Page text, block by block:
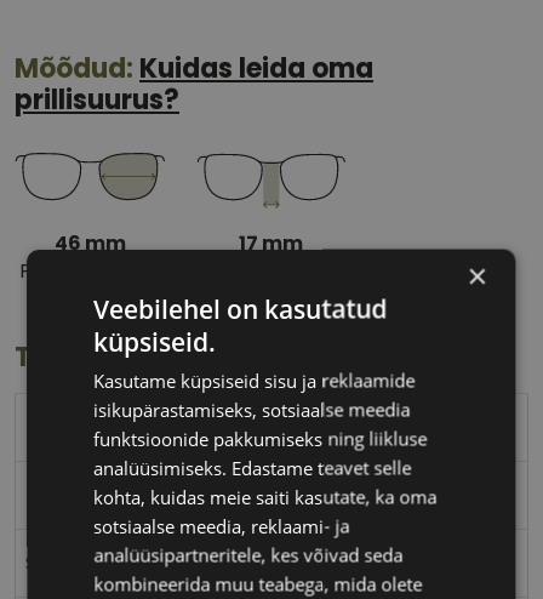
Mõõdud: Kuidas leida oma
prillisuurus?
46 mm
Prilliläätse laius
(mm)
17 mm
(mm)
Toote info
TRENDY
S
×
Veebilehel on kasutatud
küpsiseid.
Kasutame küpsiseid sisu ja reklaamide
isikupärastamiseks, sotsiaalse meedia
funktsioonide pakkumiseks ning liikluse
analüüsimiseks. Edastame teavet selle
kohta, kuidas meie saiti kasutate, ka oma
sotsiaalse meedia, reklaami- ja
analüüsipartneritele, kes võivad seda
kombineerida muu teabega, mida olete